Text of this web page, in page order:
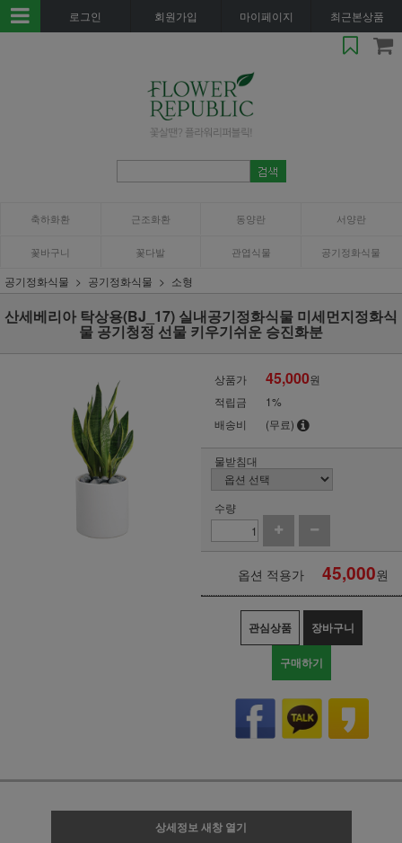
로그인 회원가입 마이페이지 최근본상품
축하화환 근조화환 동양란 서양란
꽃바구니 꽃다발 관엽식물 공기정화식물
공기정화식물 공기정화식물 소형
산세베리아 탁상용(BJ_17) 실내공기정화식물 미세먼지정화식
물 공기청정 선물 키우기쉬운 승진화분
상품가 45,000원
적립금
1%
배송비
(무료)
물받침대
수량
옵션 적용가 45,000원
관심상품 장바구니
구매하기
상세정보 새창 열기